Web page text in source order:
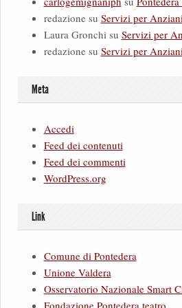
redazionesu Servizi per
Laura Gronchisu Servizi per
redazionesu Servizi per
Meta
Accedi
Feed dei contenuti
Feed dei commenti
WordPress.org
Link
Comune di Pontedera
Unione Valdera
Osservatorio Nazionale Smart